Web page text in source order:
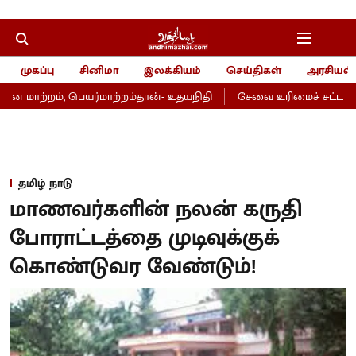
முகப்பு சினிமா இலக்கியம் செய்திகள்
அரசியல்
பெயர்மாற்றம்தான்- உதயநிதி
சேவை உரிமைச் சட்டம்-
தமிழ் நாடு
மாணவர்களின் நலன் கருதி
போராட்டத்தை முடிவுக்குக்
கொண்டுவர வேண்டும்!